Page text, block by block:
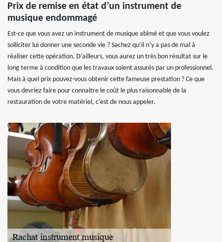
Prix de remise en état d’un instrument de
musique endommagé
Est-ce que vous avez un instrument de musique abîmé et que vous voulez
solliciter lui donner une seconde vie ? Sachez qu’il n’y a pas de mal à
réaliser cette opération. D’ailleurs, vous aurez un très bon résultat sur le
long terme à condition que les travaux soient assurés par un professionnel.
Mais à quel prix pouvez-vous obtenir cette fameuse prestation ? Ce que
vous devriez faire pour connaitre le coût le plus raisonnable de la
restauration de votre matériel, c’est de nous appeler.